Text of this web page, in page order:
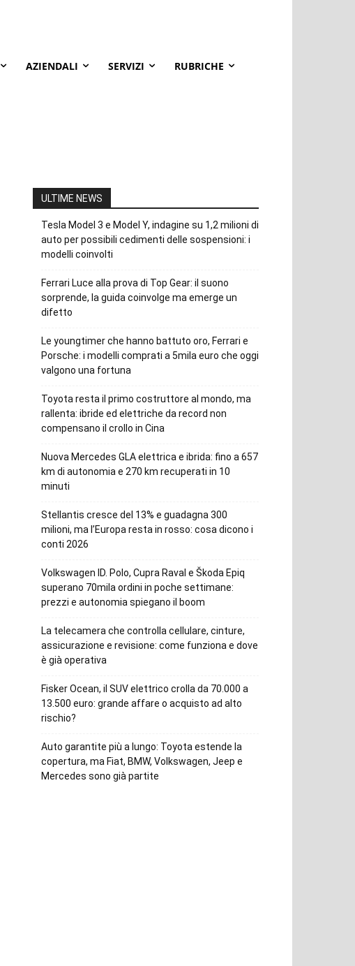
AZIENDALI SERVIZI RUBRICHE
ULTIME NEWS
Tesla Model 3 e Model Y, indagine su 1,2 milioni di
auto per possibili cedimenti delle sospensioni: i
modelli coinvolti
Ferrari Luce alla prova di Top Gear: il suono
sorprende, la guida coinvolge ma emerge un
difetto
Le youngtimer che hanno battuto oro, Ferrari e
Porsche: i modelli comprati a 5mila euro che oggi
valgono una fortuna
Toyota resta il primo costruttore al mondo, ma
rallenta: ibride ed elettriche da record non
compensano il crollo in Cina
Nuova Mercedes GLA elettrica e ibrida: fino a 657
km di autonomia e 270 km recuperati in 10
minuti
Stellantis cresce del 13% e guadagna 300
milioni, ma l’Europa resta in rosso: cosa dicono i
conti 2026
Volkswagen ID. Polo, Cupra Raval e Škoda Epiq
superano 70mila ordini in poche settimane:
prezzi e autonomia spiegano il boom
La telecamera che controlla cellulare, cinture,
assicurazione e revisione: come funziona e dove
è già operativa
Fisker Ocean, il SUV elettrico crolla da 70.000 a
13.500 euro: grande affare o acquisto ad alto
rischio?
Auto garantite più a lungo: Toyota estende la
copertura, ma Fiat, BMW, Volkswagen, Jeep e
Mercedes sono già partite